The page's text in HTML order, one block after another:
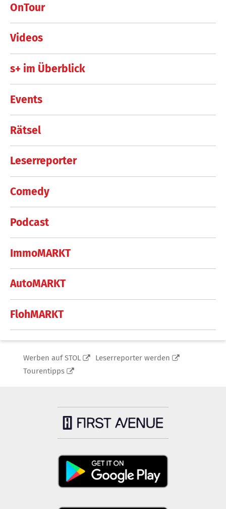
OnTour
Videos
s+ im Überblick
Events
Rätsel
Leserreporter
Comedy
Podcast
ImmoMARKT
AutoMARKT
FlohMARKT
Werben auf STOL
Leserreporter werden
Tourentipps